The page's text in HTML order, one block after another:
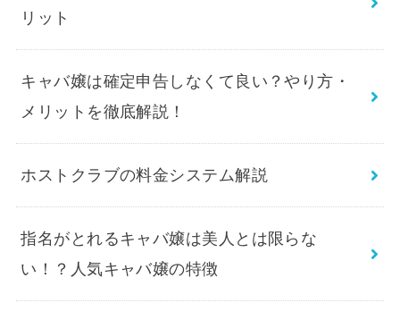
リット
キャバ嬢は確定申告しなくて良い？やり方・
メリットを徹底解説！
ホストクラブの料金システム解説
指名がとれるキャバ嬢は美人とは限らな
い！？人気キャバ嬢の特徴